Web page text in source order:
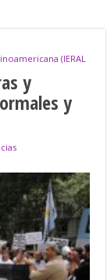
(IERAL
y
y